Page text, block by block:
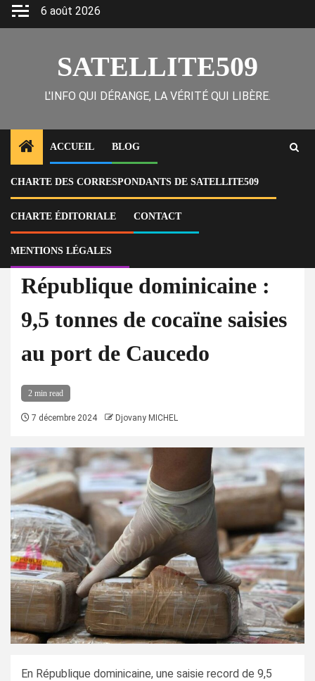
Skip
6 août 2026
SATELLITE509
L'INFO QUI DÉRANGE, LA VÉRITÉ QUI LIBÈRE.
ACCUEIL BLOG
CHARTE DES CORRESPONDANTS DE SATELLITE509
CHARTE ÉDITORIALE CONTACT
MENTIONS LÉGALES
Home
Actu
République dominicaine : 9,5 tonnes de cocaïne saisies au port de
Caucedo
À la Une Actu
République dominicaine :
9,5 tonnes de cocaïne saisies
au port de Caucedo
2 min read
7 décembre 2024 Djovany MICHEL
En République dominicaine, une saisie record de 9,5